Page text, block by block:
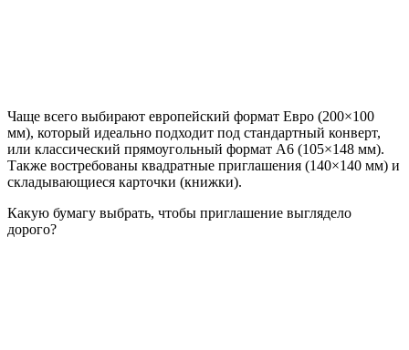
Чаще всего выбирают европейский формат Евро (200×100
мм), который идеально подходит под стандартный конверт,
или классический прямоугольный формат А6 (105×148 мм).
Также востребованы квадратные приглашения (140×140 мм) и
складывающиеся карточки (книжки).
Какую бумагу выбрать, чтобы приглашение выглядело
дорого?